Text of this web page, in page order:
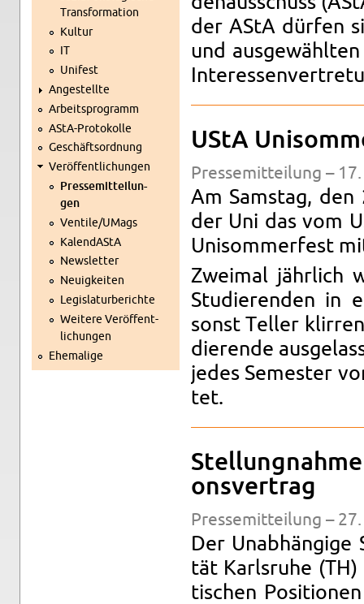
Trans­for­ma­ti­on
Kul­tur
IT
Uni­fest
An­ge­stell­te
Ar­beits­pro­gramm
AStA-Pro­to­kol­le
Ge­schäfts­ord­nung
Ver­öf­fent­li­chun­gen
Pres­se­mit­tei­lun­
gen
Ven­ti­le/UMags
Ka­len­dAStA
News­let­ter
Neu­ig­kei­ten
Le­gis­la­tur­be­rich­te
Wei­te­re Ver­öf­fent­
li­chun­gen
Ehe­ma­li­ge
der AStA dür­fen
und
UStA
Pres­se­mit­tei­lung –
Am Sams­tag,
der Uni das vom
Uni­som­mer­fest
Zwei­mal jähr­lich
Stu­die­ren­den in
sonst Tel­ler
die­ren­de
jedes Se­mes­ter
tet.
ons­ver­trag
Pres­se­mit­tei­lung –
Der Un­ab­hän­gi­ge
tät Karls­ru­he
ti­schen